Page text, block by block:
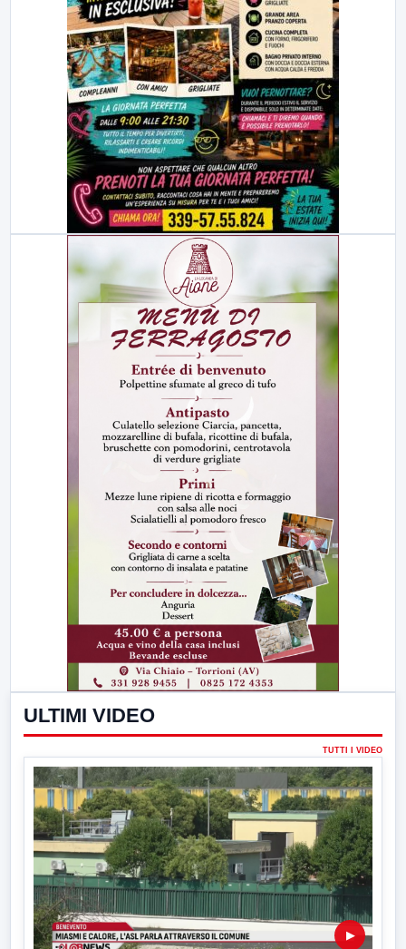
ULTIMI VIDEO
TUTTI I VIDEO
▶